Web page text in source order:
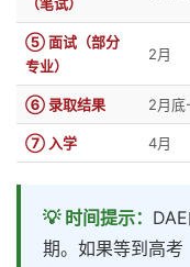
⑤ 面试（部分
专业）
2月
⑥ 录取结果 2月底
⑦ 入学 4月
💡 时间提示：
期。如果等到高